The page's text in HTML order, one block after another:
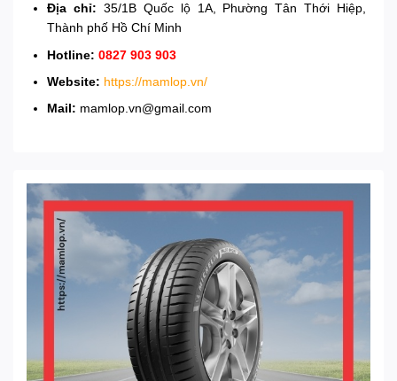
Địa chỉ: 35/1B Quốc lộ 1A, Phường Tân Thới Hiệp,
Thành phố Hồ Chí Minh
Hotline:0827 903 903
Website: https://mamlop.vn/
Mail: mamlop.vn@gmail.com